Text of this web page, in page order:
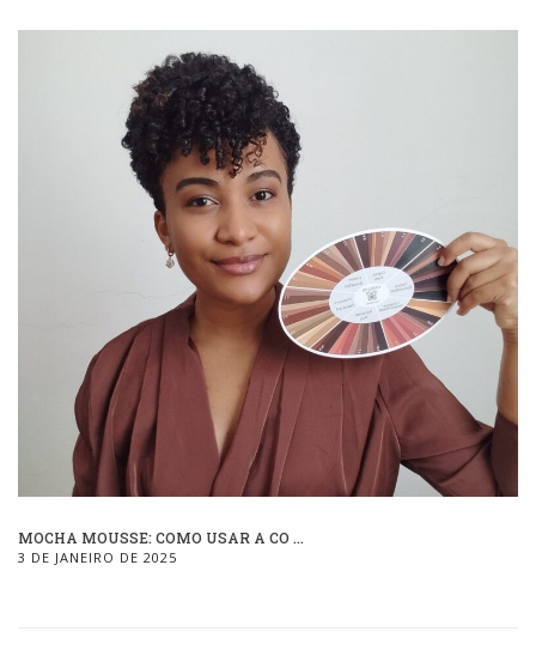
MOCHA MOUSSE: COMO USAR A CO ...
3 DE JANEIRO DE 2025